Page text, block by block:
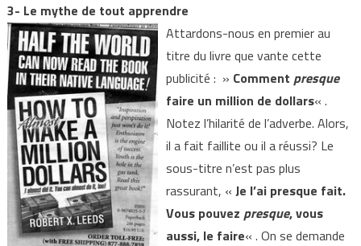
3- Le mythe de tout apprendre
Attardons-nous en premier au
titre du livre que vante cette
publicité : » Comment presque
faire un million de dollars« .
Notez l’hilarité de l’adverbe. Alors,
il a fait faillite ou il a réussi? Le
sous-titre n’est pas plus
rassurant, « Je l’ai presque fait.
Vous pouvez presque, vous
aussi, le faire« . On se demande